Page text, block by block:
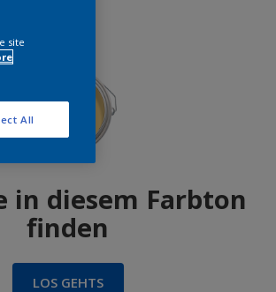
in diesem Farbton
finden
LOS GEHTS
site
All